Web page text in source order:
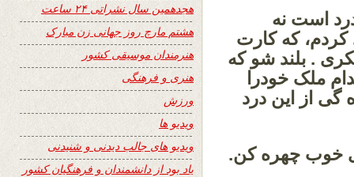
است نه
که کارت
. بلند شو که
ملک خودرا
گی از این درد
خوب چهره کن.
هجدهمین سال نشراتی ۲۴ ساعت
هشتم مارچ روز جهانی زن مبارک
هنرمندان موسیقی کشور
هنری و فرهنگی
ورزش
ویدیو ها
ویدیو های جالب دیدنی و شنیدنی
یاد بود از دانشمندان و فرهنگیان کشور